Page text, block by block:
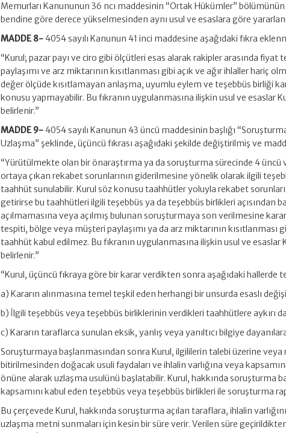
Memurları Kanununun 36 ncı maddesinin “Ortak Hükümler” bölümünün
bendine göre derece yükselmesinden aynı usul ve esaslara göre
MADDE 8- 4054 sayılı Kanunun 41 inci maddesine aşağıdaki fıkra
“Kurul; pazar payı ve ciro gibi ölçütleri esas alarak rakipler arasında
paylaşımı ve arz miktarının kısıtlanması gibi açık ve ağır ihlaller hariç
değer ölçüde kısıtlamayan anlaşma, uyumlu eylem ve teşebbüs birliği
konusu yapmayabilir. Bu fıkranın uygulanmasına ilişkin usul ve esaslar
belirlenir.”
MADDE 9- 4054 sayılı Kanunun 43 üncü maddesinin başlığı
Uzlaşma” şeklinde, üçüncü fıkrası aşağıdaki şekilde değiştirilmiş ve
“Yürütülmekte olan bir önaraştırma ya da soruşturma sürecinde 4 üncü
ortaya çıkan rekabet sorunlarının giderilmesine yönelik olarak ilgili
taahhüt sunulabilir. Kurul söz konusu taahhütler yoluyla rekabet
getirirse bu taahhütleri ilgili teşebbüs ya da teşebbüs birlikleri açısından
açılmamasına veya açılmış bulunan soruşturmaya son verilmesine
tespiti, bölge veya müşteri paylaşımı ya da arz miktarının kısıtlanması
taahhüt kabul edilmez. Bu fıkranın uygulanmasına ilişkin usul ve esaslar
belirlenir.”
“Kurul, üçüncü fıkraya göre bir karar verdikten sonra aşağıdaki hallerde
a) Kararın alınmasına temel teşkil eden herhangi bir unsurda esaslı
b) İlgili teşebbüs veya teşebbüs birliklerinin verdikleri taahhütlere aykırı
c) Kararın taraflarca sunulan eksik, yanlış veya yanıltıcı bilgiye
Soruşturmaya başlanmasından sonra Kurul, ilgililerin talebi üzerine veya
bitirilmesinden doğacak usuli faydaları ve ihlalin varlığına veya
önüne alarak uzlaşma usulünü başlatabilir. Kurul, hakkında soruşturma
kapsamını kabul eden teşebbüs veya teşebbüs birlikleri ile soruşturma
Bu çerçevede Kurul, hakkında soruşturma açılan taraflara, ihlalin
uzlaşma metni sunmaları için kesin bir süre verir. Verilen süre